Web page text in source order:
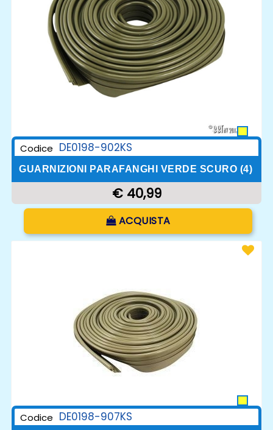
Codice DE0198-902KS
GUARNIZIONI PARAFANGHI VERDE SCURO (4)
€ 40,99
Quantità
ACQUISTA
Codice DE0198-907KS